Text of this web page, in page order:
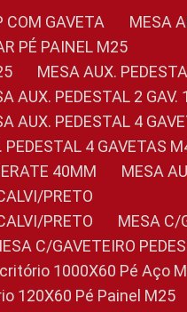
COM GAVETA
MESA
PÉ PAINEL M25
MESA AUX.
AUX. PEDESTAL 2
AUX. PEDESTAL 4
PEDESTAL 4 GAVETAS
40MM
MESA
PRETO
PRETO
MESA
MESA C/GAVETEIRO
1000X60 Pé Aço
120X60 Pé Painel M25